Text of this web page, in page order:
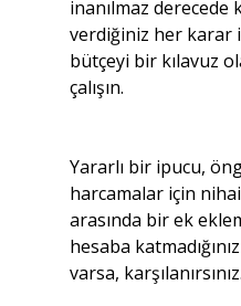
inanılmaz
verdiğiniz her karar
bütçeyi bir kılavuz
çalışın.
Yararlı bir ipucu,
harcamalar için
arasında bir ek
hesaba
varsa, karşılanırsınız.